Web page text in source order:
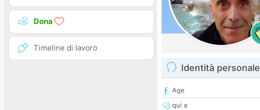
Dona
Timeline di lavoro
Identità personale
Age
qui a